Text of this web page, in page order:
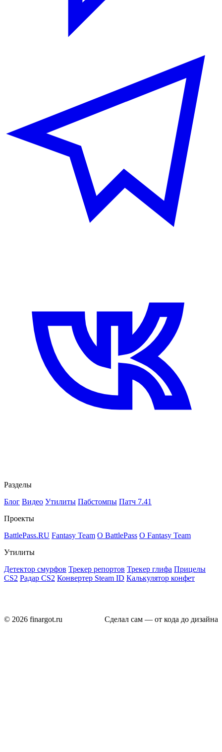
Разделы
Блог Видео Утилиты Пабстомпы Патч 7.41
Проекты
BattlePass.RU Fantasy Team О BattlePass О Fantasy Team
Утилиты
Детектор смурфов Трекер репортов Трекер глифа Прицелы
CS2 Радар CS2 Конвертер Steam ID Калькулятор конфет
© 2026 finargot.ru Сделал сам — от кода до дизайна